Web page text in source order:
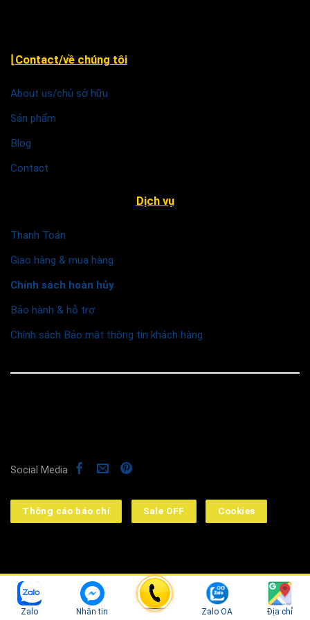
⌊Contact/về chúng tôi
About us/chủ sở hữu
Sản phẩm
Blog
Contact
Dịch vụ
Thanh Toán
Giao hàng & mua hàng
Chính sách hoàn hủy
Bảo hành & hỗ trợ
Chính sách Bảo mật thông tin khách hàng
Social Media
Thông cáo báo chí Sale OFF Cookies
➤ Công ty TNHH Funismart: 16 Đường số 2, KDC Kim
Sơn, Phường Tân Hưng, HCM & 112 Mễ Trì Thượng, Mễ
Zalo Nhắn tin Zalo OA Địa chỉ